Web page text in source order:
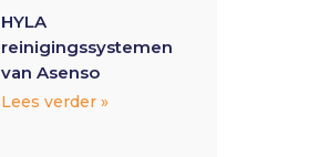
HYLA
reinigingssystemen
van Asenso
Lees verder »